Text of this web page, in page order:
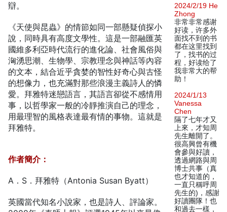
辯。
《天使與昆蟲》的情節如同一部懸疑偵探小
說，同時具有高度文學性。這是一部融匯英
國維多利亞時代流行的進化論、社會風俗與
洶湧思潮、生物學、宗教理念與神話等內容
的文本，結合近乎貪婪的智性好奇心與古怪
的想像力，也充滿對那些浪漫主義詩人的憐
愛。拜雅特迷戀語言，其語言卻從不感情用
事，以哲學家一般的冷靜推演自己的理念，
用最理智的風格表達最有情的事物。這就是
拜雅特。
作者簡介：
A．S．拜雅特（Antonia Susan Byatt）
英國當代知名小說家，也是詩人、評論家。
2024/2/19 He
Zhong
非常非常感谢
好读，许多外
面找不到的书
都在这里找到
了，找书的过
程，好读给了
我非常大的帮
助！
2024/1/13
Vanessa
Chen
隔了七年才又
上來，才知周
先生離開了。
很高興曾有機
會參與好讀，
透過網路與周
博士共事（真
也才知道的，
一直只稱呼周
先生的)，感謝
好讀團隊！也
和過去一樣，